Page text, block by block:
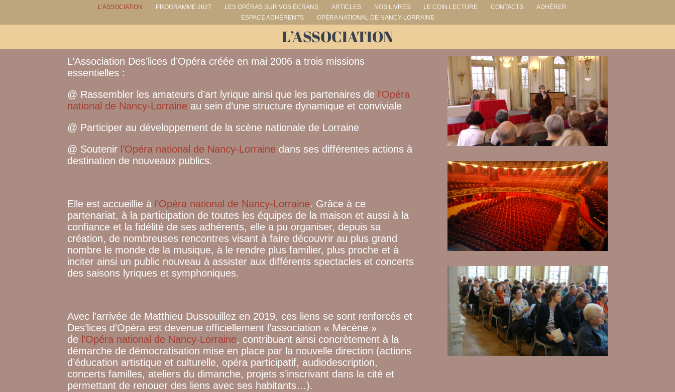
L’ASSOCIATION PROGRAMME 2627 LES OPÉRAS SUR VOS ÉCRANS ARTICLES NOS LIVRES LE COIN LECTURE CONTACTS
ADHÉRER
ESPACE ADHÉRENTS
OPÉRA NATIONAL DE NANCY-LORRAINE
L’ASSOCIATION
L’Association Des’lices d’Opéra créée en mai 2006 a trois missions
essentielles :
@ Rassembler les amateurs d’art lyrique ainsi que les partenaires de l’Opéra
national de Nancy-Lorraine au sein d’une structure dynamique et conviviale
@ Participer au développement de la scène nationale de Lorraine
@ Soutenir l’Opéra national de Nancy-Lorraine dans ses différentes actions à
destination de nouveaux publics.
Elle est accueillie à l’Opéra national de Nancy-Lorraine. Grâce à ce
partenariat, à la participation de toutes les équipes de la maison et aussi à la
confiance et la fidélité de ses adhérents, elle a pu organiser, depuis sa
création, de nombreuses rencontres visant à faire découvrir au plus grand
nombre le monde de la musique, à le rendre plus familier, plus proche et à
inciter ainsi un public nouveau à assister aux différents spectacles et concerts
des saisons lyriques et symphoniques.
Avec l’arrivée de Matthieu Dussouillez en 2019, ces liens se sont renforcés et
Des’lices d’Opéra est devenue officiellement l’association « Mécène »
de l’Opéra national de Nancy-Lorraine, contribuant ainsi concrètement à la
démarche de démocratisation mise en place par la nouvelle direction (actions
d’éducation artistique et culturelle, opéra participatif, audiodescription,
concerts familles, ateliers du dimanche, projets s’inscrivant dans la cité et
permettant de renouer des liens avec ses habitants…).